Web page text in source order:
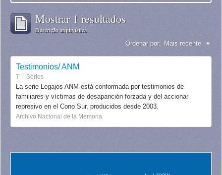
Mostrar 1 resultados
Descrição arquivística
Ordenar por: Mais recente
Testimonios/ ANM
T Séries
La serie Legajos ANM está conformada por testimonios de
familiares y víctimas de desaparición forzada y del accionar
represivo en el Cono Sur, producidos desde 2003.
Archivo Nacional de la Memoria